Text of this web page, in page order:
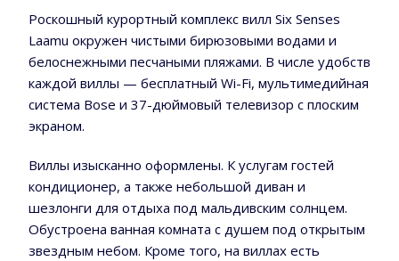
Роскошный курортный комплекс вилл Six Senses
Laamu окружен чистыми бирюзовыми водами и
белоснежными песчаными пляжами. В числе удобств
каждой виллы — бесплатный Wi-Fi, мультимедийная
система Bose и 37-дюймовый телевизор с плоским
экраном.
Виллы изысканно оформлены. К услугам гостей
кондиционер, а также небольшой диван и
шезлонги для отдыха под мальдивским солнцем.
Обустроена ванная комната с душем под открытым
звездным небом. Кроме того, на виллах есть